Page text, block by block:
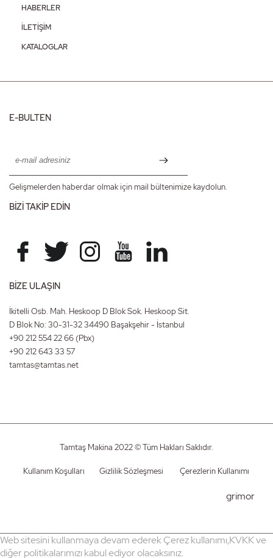
HABERLER
İLETİŞİM
KATALOGLAR
E-BULTEN
Gelişmelerden haberdar olmak için mail bültenimize kaydolun.
BİZİ TAKİP EDİN
BİZE ULAŞIN
İkitelli Osb. Mah. Heskoop D Blok Sok. Heskoop Sit.
D Blok No: 30-31-32 34490 Başakşehir - İstanbul
+90 212 554 22 66(Pbx)
+90 212 643 33 57
tamtas@tamtas.net
Tamtaş Makina 2022 © Tüm Hakları Saklıdır.
Kullanım Koşulları Gizlilik Sözleşmesi Çerezlerin Kullanımı
grimor
Web sitesini kullanmaya devam ederek Çerez kullanımı,KVKK ve
diğer politikalarımızı kabul ediyor olacaksınız.